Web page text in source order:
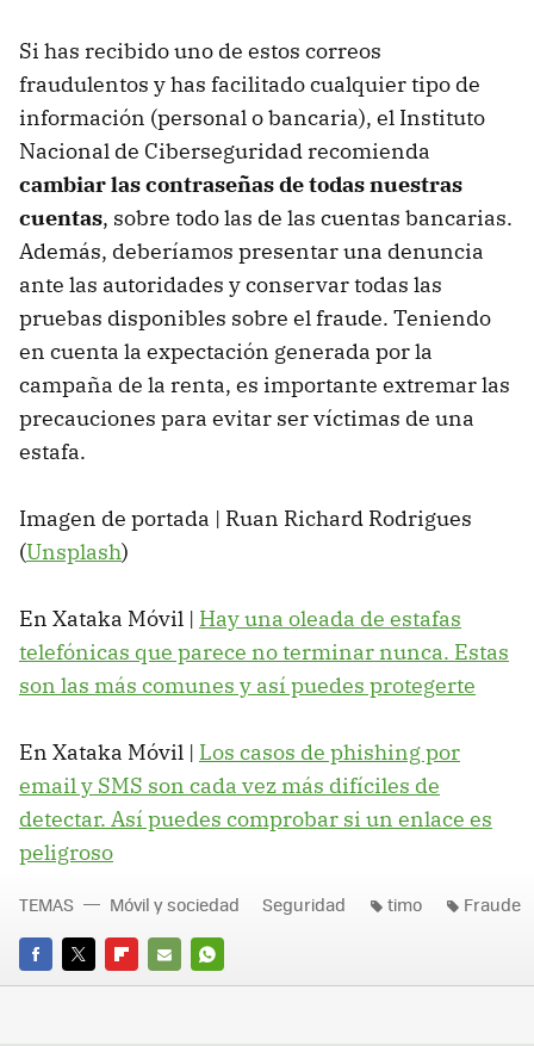
Si has recibido uno de estos correos
fraudulentos y has facilitado cualquier tipo de
información (personal o bancaria), el Instituto
Nacional de Ciberseguridad recomienda
cambiar las contraseñas de todas nuestras
cuentas, sobre todo las de las cuentas bancarias.
Además, deberíamos presentar una denuncia
ante las autoridades y conservar todas las
pruebas disponibles sobre el fraude. Teniendo
en cuenta la expectación generada por la
campaña de la renta, es importante extremar las
precauciones para evitar ser víctimas de una
estafa.
Imagen de portada | Ruan Richard Rodrigues
(Unsplash)
En Xataka Móvil | Hay una oleada de estafas
telefónicas que parece no terminar nunca. Estas
son las más comunes y así puedes protegerte
En Xataka Móvil | Los casos de phishing por
email y SMS son cada vez más difíciles de
detectar. Así puedes comprobar si un enlace es
peligroso
FACEBOOK
TWITTERFLIPBOARD
E-
WHATSAPP
TEMAS Móvil y sociedad Seguridad timo Fraude